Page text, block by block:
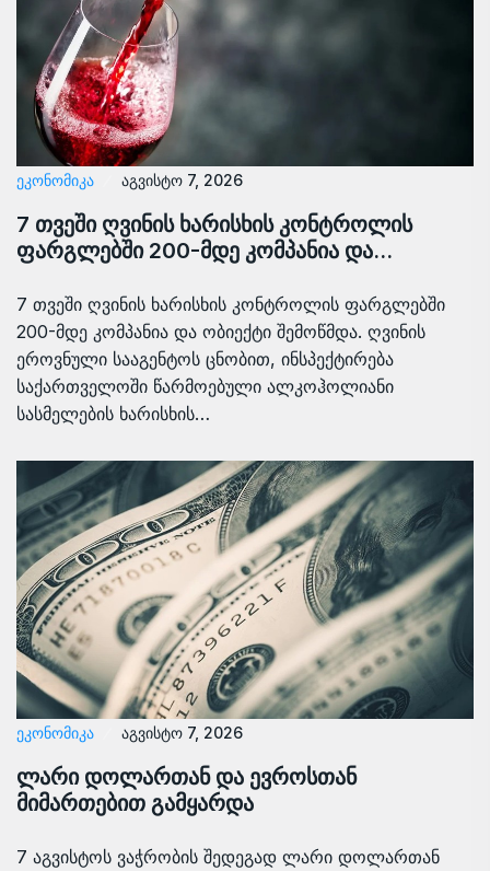
ᲔᲙᲝᲜᲝᲛᲘᲙᲐ აგვისტო 7, 2026
7 თვეში ღვინის ხარისხის კონტროლის
ფარგლებში 200-მდე კომპანია და…
7 თვეში ღვინის ხარისხის კონტროლის ფარგლებში
200-მდე კომპანია და ობიექტი შემოწმდა. ღვინის
ეროვნული სააგენტოს ცნობით, ინსპექტირება
საქართველოში წარმოებული ალკოჰოლიანი
სასმელების ხარისხის…
ᲔᲙᲝᲜᲝᲛᲘᲙᲐ აგვისტო 7, 2026
ლარი დოლართან და ევროსთან
მიმართებით გამყარდა
7 აგვისტოს ვაჭრობის შედეგად ლარი დოლართან